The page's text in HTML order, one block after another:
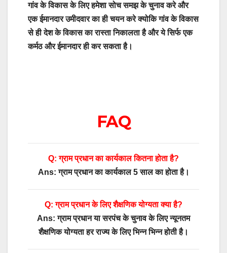
गांव के विकास के लिए हमेशा सोच समझ के चुनाव करे और
एक ईमानदार उमीदवार का ही चयन करे क्योकि गांव के विकास
से ही देश के विकास का रास्ता निकालता है और ये सिर्फ एक
कर्मठ और ईमानदार ही कर सकता है।
FAQ
Q: ग्राम प्रधान का कार्यकाल कितना होता है?
Ans: ग्राम प्रधान का कार्यकाल 5 साल का होता है।
Q: ग्राम प्रधान के लिए शैक्षणिक योग्यता क्या है?
Ans: ग्राम प्रधान या सरपंच के चुनाव के लिए न्यूनतम
शैक्षणिक योग्यता हर राज्य के लिए भिन्न भिन्न होती है।